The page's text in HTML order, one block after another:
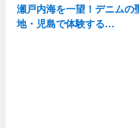
瀬戸内海を一望！デニムの
地・児島で体験する